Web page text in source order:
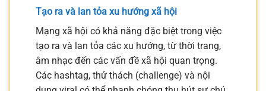
Tạo ra và lan tỏa xu hướng xã hội
Mạng xã hội có khả năng đặc biệt trong việc
tạo ra và lan tỏa các xu hướng, từ thời trang,
âm nhạc đến các vấn đề xã hội quan trọng.
Các hashtag, thử thách (challenge) và nội